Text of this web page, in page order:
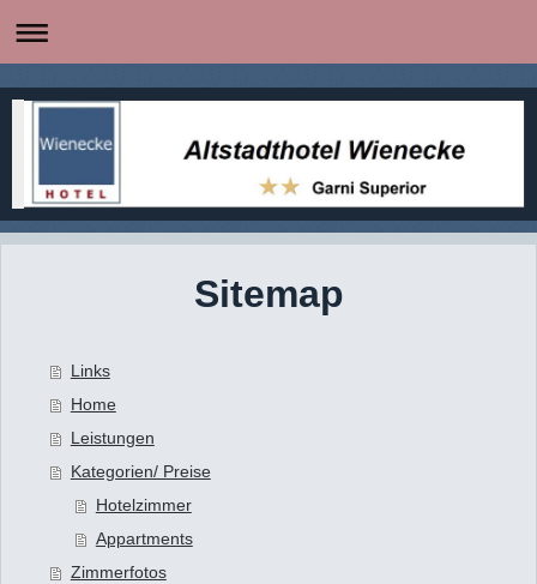
Sitemap
Links
Home
Leistungen
Kategorien/ Preise
Hotelzimmer
Appartments
Zimmerfotos